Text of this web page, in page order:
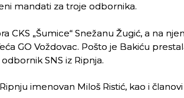
mandati za troje odbornika.
CKS „Šumice“ Snežanu Žugić, a na
GO Voždovac. Pošto je Bakiću
SNS iz Ripnja.
imenovan Miloš Ristić, kao i